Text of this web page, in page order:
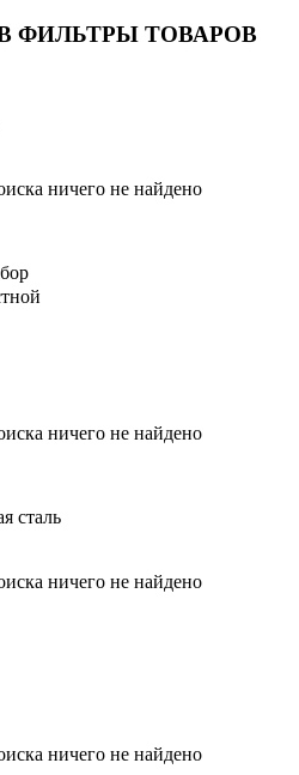
ФИЛЬТРЫ ТОВАРОВ
ничего не найдено
ничего не найдено
сталь
ничего не найдено
ничего не найдено